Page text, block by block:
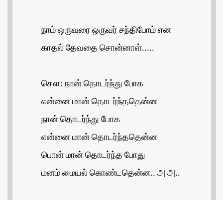
நாம் ஒருவரை ஒருவர் சந்திபோம் என
காதல் தேவதை சொன்னாள்.....
சௌ: நான் தொடர்ந்து போக
என்னை மான் தொடர்ந்ததென்ன
நான் தொடர்ந்து போக
என்னை மான் தொடர்ந்ததென்ன
பொன் மான் தொடர்ந்த போது
மனம் மையல் கொண்டதென்ன.. அ அ..